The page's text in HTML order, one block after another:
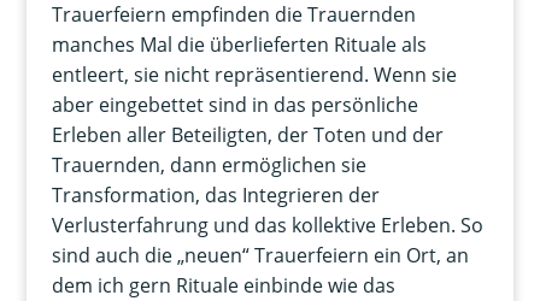
Trauerfeiern empfinden die Trauernden
manches Mal die überlieferten Rituale als
entleert, sie nicht repräsentierend. Wenn sie
aber eingebettet sind in das persönliche
Erleben aller Beteiligten, der Toten und der
Trauernden, dann ermöglichen sie
Transformation, das Integrieren der
Verlusterfahrung und das kollektive Erleben. So
sind auch die „neuen“ Trauerfeiern ein Ort, an
dem ich gern Rituale einbinde wie das